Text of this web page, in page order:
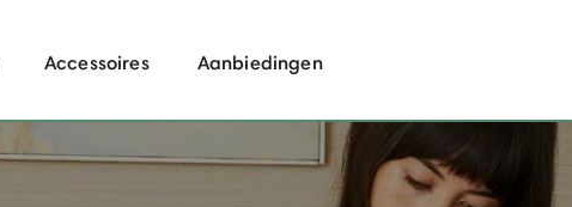
Accessoires Aanbiedingen